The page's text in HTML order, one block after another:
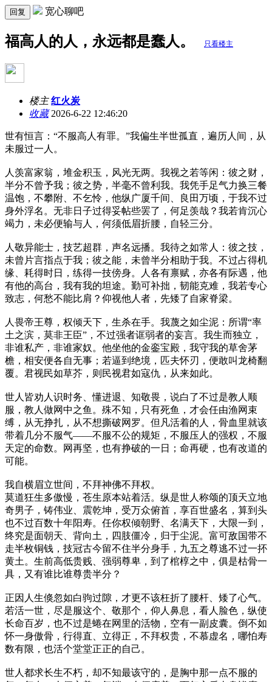
回复 宽心聊吧
福高人的人，永远都是蠢人。 只看楼主
楼主 红火炭
收藏2026-6-22 12:46:20
世有恒言：“不服高人有罪。”我偏生半世孤直，遍历人间，从
未服过一人。
人羡富家翁，堆金积玉，风光无两。我视之若等闲：彼之财，
半分不曾予我；彼之势，半毫不曾利我。我凭手足气力换三餐
温饱，不攀附、不乞怜，他纵广厦千间、良田万顷，于我不过
身外浮名。无非日子过得妥帖些罢了，何足羡哉？我若肯沉心
竭力，未必便输与人，何须低眉折腰，自轻三分。
人敬异能士，技艺超群，声名远播。我待之如常人：彼之技，
未曾片言指点于我；彼之能，未曾半分相助于我。不过占得机
缘、耗得时日，练得一技傍身。人各有禀赋，亦各有际遇，他
有他的高台，我有我的坦途。勤可补拙，韧能克难，我若专心
致志，何愁不能比肩？仰视他人者，先矮了自家脊梁。
人畏帝王尊，权倾天下，生杀在手。我蔑之如尘泥：所谓“率
土之滨，莫非王臣”，不过强者诓弱者的妄言。我生而独立，
非谁私产，非谁家奴。他坐他的金銮宝殿，我守我的草舍茅
檐，相安便各自无事；若逼到绝境，匹夫怀刃，便敢叫龙椅翻
覆。君视民如草芥，则民视君如寇仇，从来如此。
世人皆劝人识时务、懂进退、知敬畏，说白了不过是教人顺
服，教人做网中之鱼。殊不知，只有死鱼，才会任由渔网束
缚，从无挣扎，从不想撕破网罗。但凡活着的人，骨血里就该
带着几分不服气——不服不公的规矩，不服压人的强权，不服
天定的命数。网再坚，也有挣破的一日；命再硬，也有改道的
可能。
我自横眉立世间，不拜神佛不拜权。
莫道狂生多傲慢，苍生原本站着活。纵是世人称颂的顶天立地
奇男子，铸伟业、震乾坤，受万众俯首，享百世盛名，算到头
也不过百数十年阳寿。任你权倾朝野、名满天下，大限一到，
终究是面朝天、背向土，四肢僵冷，归于尘泥。富可敌国带不
走半枚铜钱，技冠古今留不住半分身手，九五之尊逃不过一抔
黄土。生前高低贵贱、强弱尊卑，到了棺椁之中，俱是枯骨一
具，又有谁比谁尊贵半分？
正因人生倏忽如白驹过隙，才更不该枉折了腰杆、矮了心气。
若活一世，尽是服这个、敬那个，仰人鼻息，看人脸色，纵使
长命百岁，也不过是蜷在网里的活物，空有一副皮囊。倒不如
怀一身傲骨，行得直、立得正，不拜权贵，不慕虚名，哪怕寿
数有限，也活个堂堂正正的自己。
世人都求长生不朽，却不知最该守的，是胸中那一点不服的